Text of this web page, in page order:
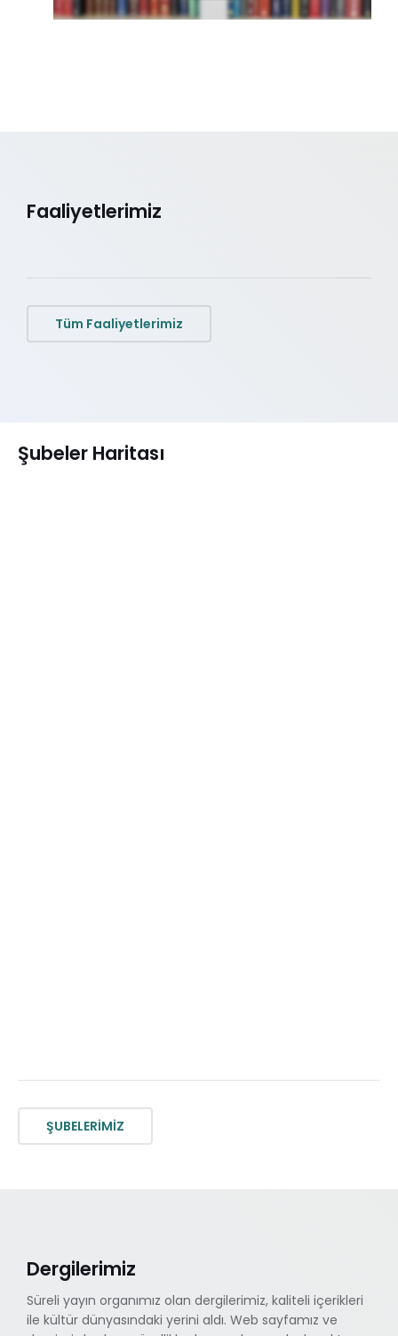
Faaliyetlerimiz
Tüm Faaliyetlerimiz
Şubeler Haritası
ŞUBELERİMİZ
Dergilerimiz
Süreli yayın organımız olan dergilerimiz, kaliteli içerikleri
ile kültür dünyasındaki yerini aldı. Web sayfamız ve